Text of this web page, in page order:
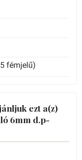
fémjelű)
ezt a(z)
6mm d.p-